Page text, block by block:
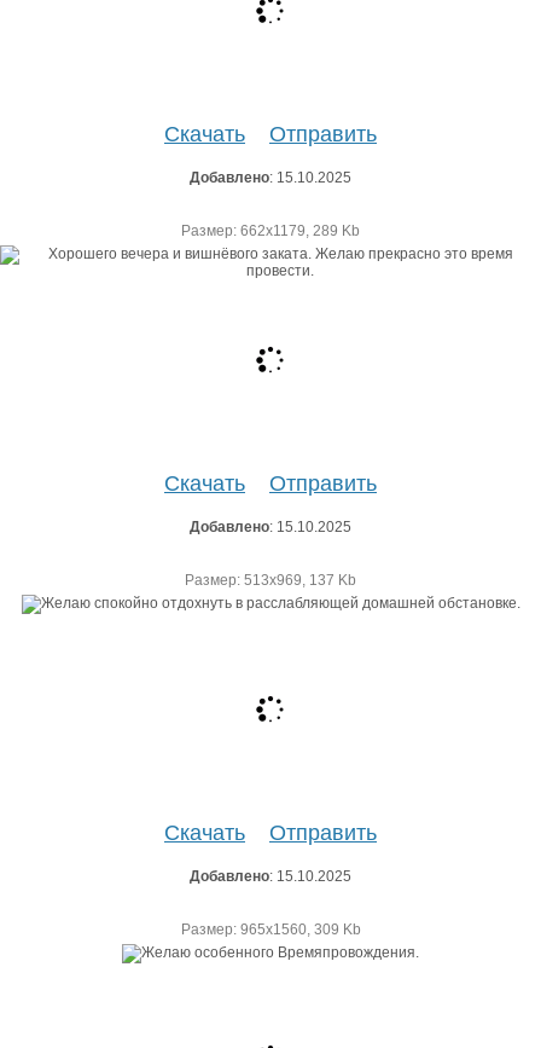
Скачать Отправить
Добавлено: 15.10.2025
Размер: 662х1179, 289 Kb
Скачать Отправить
Добавлено: 15.10.2025
Размер: 513х969, 137 Kb
Скачать Отправить
Добавлено: 15.10.2025
Размер: 965х1560, 309 Kb